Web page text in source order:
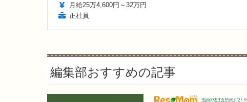
月給25万4,600円～32万円
正社員
編集部おすすめの記事